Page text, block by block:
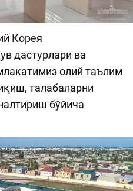
Корея
дастурлари ва
олий таълим
талабаларни
бўйича